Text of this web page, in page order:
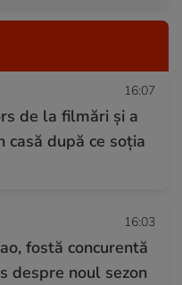
16:07
de la filmări și a
casă după ce soția
16:03
fostă concurentă
despre noul sezon